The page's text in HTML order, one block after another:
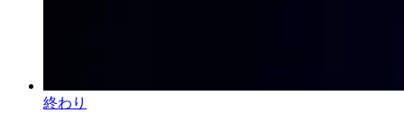
終わり